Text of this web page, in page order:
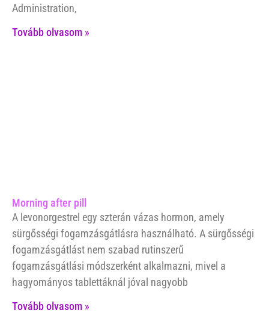
Administration,
Tovább olvasom »
Morning after pill
A levonorgestrel egy szterán vázas hormon, amely
sürgősségi fogamzásgátlásra használható. A sürgősségi
fogamzásgátlást nem szabad rutinszerű
fogamzásgátlási módszerként alkalmazni, mivel a
hagyományos tablettáknál jóval nagyobb
Tovább olvasom »